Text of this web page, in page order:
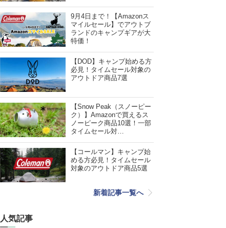
9月4日まで！【Amazonス
マイルセール】でアウトブ
ランドのキャンプギアが大
特価！
【DOD】キャンプ始める方
必見！タイムセール対象の
アウトドア商品7選
【Snow Peak（スノーピー
ク）】Amazonで買えるス
ノーピーク商品10選！一部
タイムセール対…
【コールマン】キャンプ始
める方必見！タイムセール
対象のアウトドア商品5選
新着記事一覧へ
人気記事